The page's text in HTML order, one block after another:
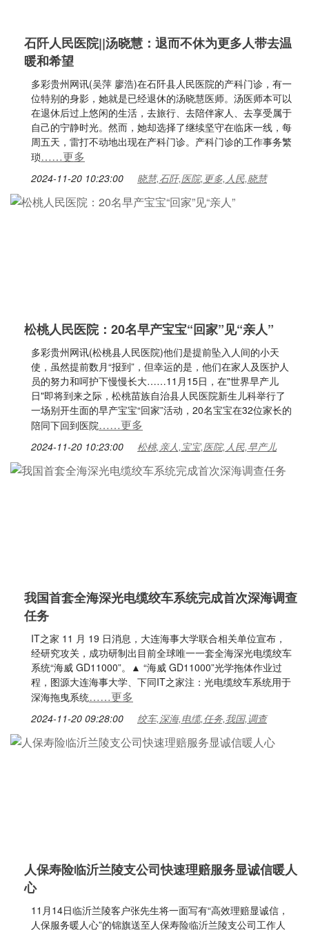
石阡人民医院||汤晓慧：退而不休为更多人带去温
暖和希望
多彩贵州网讯(吴萍 廖浩)在石阡县人民医院的产科门诊，有一
位特别的身影，她就是已经退休的汤晓慧医师。汤医师本可以
在退休后过上悠闲的生活，去旅行、去陪伴家人、去享受属于
自己的宁静时光。然而，她却选择了继续坚守在临床一线，每
周五天，雷打不动地出现在产科门诊。产科门诊的工作事务繁
琐……更多
2024-11-20 10:23:00 晓慧,石阡,医院,更多,人民,晓慧
松桃人民医院：20名早产宝宝“回家”见“亲人”
多彩贵州网讯(松桃县人民医院)他们是提前坠入人间的小天
使，虽然提前数月“报到”，但幸运的是，他们在家人及医护人
员的努力和呵护下慢慢长大……11月15日，在"世界早产儿
日"即将到来之际，松桃苗族自治县人民医院新生儿科举行了
一场别开生面的早产宝宝“回家”活动，20名宝宝在32位家长的
陪同下回到医院……更多
2024-11-20 10:23:00 松桃,亲人,宝宝,医院,人民,早产儿
我国首套全海深光电缆绞车系统完成首次深海调查
任务
IT之家 11 月 19 日消息，大连海事大学联合相关单位宣布，
经研究攻关，成功研制出目前全球唯一一套全海深光电缆绞车
系统“海威 GD11000”。▲ “海威 GD11000”光学拖体作业过
程，图源大连海事大学、下同IT之家注：光电缆绞车系统用于
深海拖曳系统……更多
2024-11-20 09:28:00 绞车,深海,电缆,任务,我国,调查
人保寿险临沂兰陵支公司快速理赔服务显诚信暖人
心
11月14日临沂兰陵客户张先生将一面写有“高效理赔显诚信，
人保服务暖人心”的锦旗送至人保寿险临沂兰陵支公司工作人